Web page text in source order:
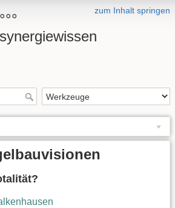
zum Inhalt springen
°°°
synergiewissen